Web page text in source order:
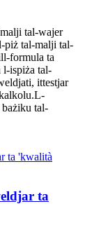
tal-wajer
piż tal-malji tal-
formula ta
l-ispiża tal-
ittestjar
tal-
ta